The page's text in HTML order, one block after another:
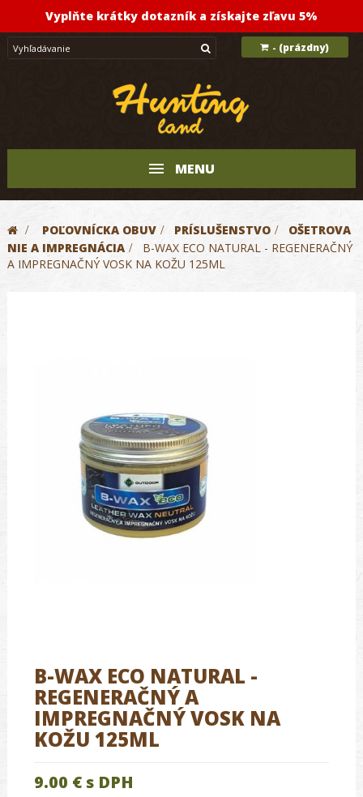
Vyplňte krátky dotazník a získajte zľavu 5%
- (prázdny)
MENU
> POĽOVNÍCKA OBUV > PRÍSLUŠENSTVO >
OŠETROVA
NIE A IMPREGNÁCIA >
B-WAX ECO NATURAL - REGENERAČNÝ
A IMPREGNAČNÝ VOSK NA KOŽU 125ML
B-WAX ECO NATURAL -
REGENERAČNÝ A
IMPREGNAČNÝ VOSK NA
KOŽU 125ML
9.00 € s DPH